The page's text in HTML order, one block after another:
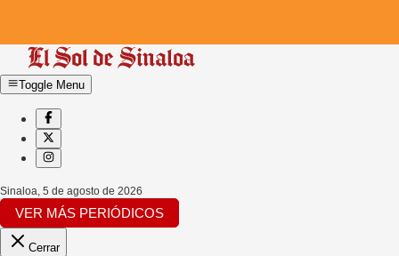
Toggle Menu
Sinaloa, 5 de agosto de 2026
VER MÁS PERIÓDICOS
Cerrar